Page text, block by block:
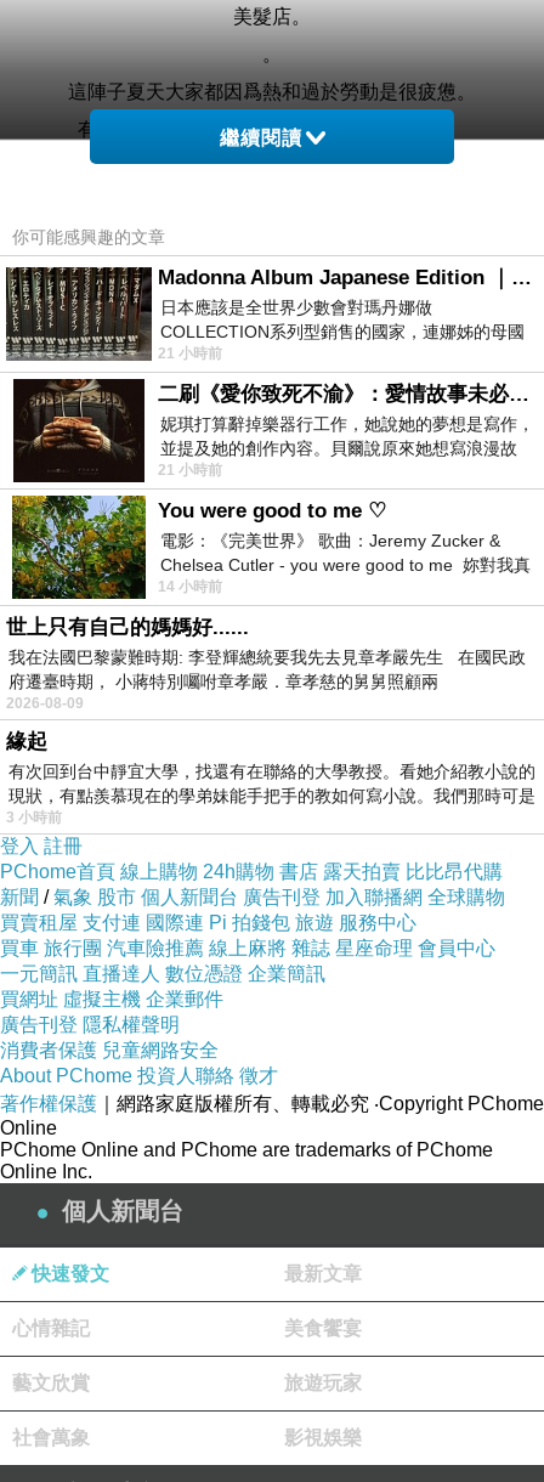
美髮店。
。
這陣子夏天大家都因爲熱和過於勞動是很疲憊。
有的人是利用刮痧，有的人是去做全身按摩。
喔...我的話睡覺。
睡前我就想要是有著這樣的芳療美髮店，我一定是三不五
時去光顧的。
鏡中藤蔓是反射出一個人的心情、情緒....
藤蔓越多越阿雜嘛。
每一次的芳療，心中藤蔓就會少一些。
釋放壓力、舒緩心情。
看看美女又聞著店內草本植物的香氣，心情會更好這樣！
🐻
昨烘焙等待起司棒出爐時，跟烘焙妹妹聊到這星期日要跟
...
我心裡蛤的一聲：那麼熱的天氣吃什麼砂鍋魚頭？！
接著她很無奈的又說：發起人是那位阿桑，想說只有約她
們她還樂意去，結果她說菜商也要一起去吃！
我直接反應：蛤！蛤？！菜商？！
廚房妹妹翻白眼就略生氣說：我們哪可能會跟他熟悉！
廚房阿桑說去他那邊買菜時，就菜商聽她假日要去吃砂鍋
魚頭就直接表明也要去吃！
那這樣是不是他們私下約就好了？！
我說對呀！
她也沒顧慮到廚房妹妹是未婚欸！
請一個有家室的、然後文化水平差異很大的外人去幹啥
（我沒有排擠看低賣菜的人，但我有聽那位賣菜的那位說
話很不大好。）
廚房妹妹說就是啊！
連協班妹妹聽到都當下也驚呼著提高嗓音：菜商？！
跟他又不熟！
廚房阿桑說他說話很有趣很好笑的！
繼續閱讀
你可能感興趣的文章
Madonna Album Japanese Edition ｜瑪丹娜專輯們2026年日本版重發系列
日本應該是全世界少數會對瑪丹娜做
COLLECTION系列型銷售的國家，連娜姊的母國
美國都沒對她這樣過，這全拜在他們到現在唱片
21 小時前
二刷《愛你致死不渝》：愛情故事未必是浪漫故事
妮琪打算辭掉樂器行工作，她說她的夢想是寫作，
並提及她的創作內容。貝爾說原來她想寫浪漫故
事，妮琪回應：「不是浪漫故事，是愛情
21 小時前
You were good to me ♡
電影：《完美世界》 歌曲：Jeremy Zucker &
Chelsea Cutler - you were good to me 妳對我真
好 因
14 小時前
世上只有自己的媽媽好......
我在法國巴黎蒙難時期: 李登輝總統要我先去見章孝嚴先生 在國民政
府遷臺時期， 小蔣特別囑咐章孝嚴．章孝慈的舅舅照顧兩
2026-08-09
緣起
有次回到台中靜宜大學，找還有在聯絡的大學教授。看她介紹教小說的
現狀，有點羨慕現在的學弟妹能手把手的教如何寫小說。我們那時可是
3 小時前
登入 註冊
PChome首頁 線上購物 24h購物 書店 露天拍賣 比比昂代購
新聞 /氣象 股市 個人新聞台 廣告刊登 加入聯播網 全球購物
買賣租屋 支付連 國際連 Pi 拍錢包 旅遊 服務中心
買車 旅行團 汽車險推薦 線上麻將 雜誌 星座命理 會員中心
一元簡訊 直播達人 數位憑證 企業簡訊
買網址 虛擬主機 企業郵件
廣告刊登 隱私權聲明
消費者保護 兒童網路安全
About PChome 投資人聯絡 徵才
著作權保護 ｜網路家庭版權所有、轉載必究 ‧Copyright PChome
Online
PChome Online and PChome are trademarks of PChome
Online Inc.
個人新聞台
快速發文 最新文章
心情雜記 美食饗宴
藝文欣賞 旅遊玩家
社會萬象 影視娛樂